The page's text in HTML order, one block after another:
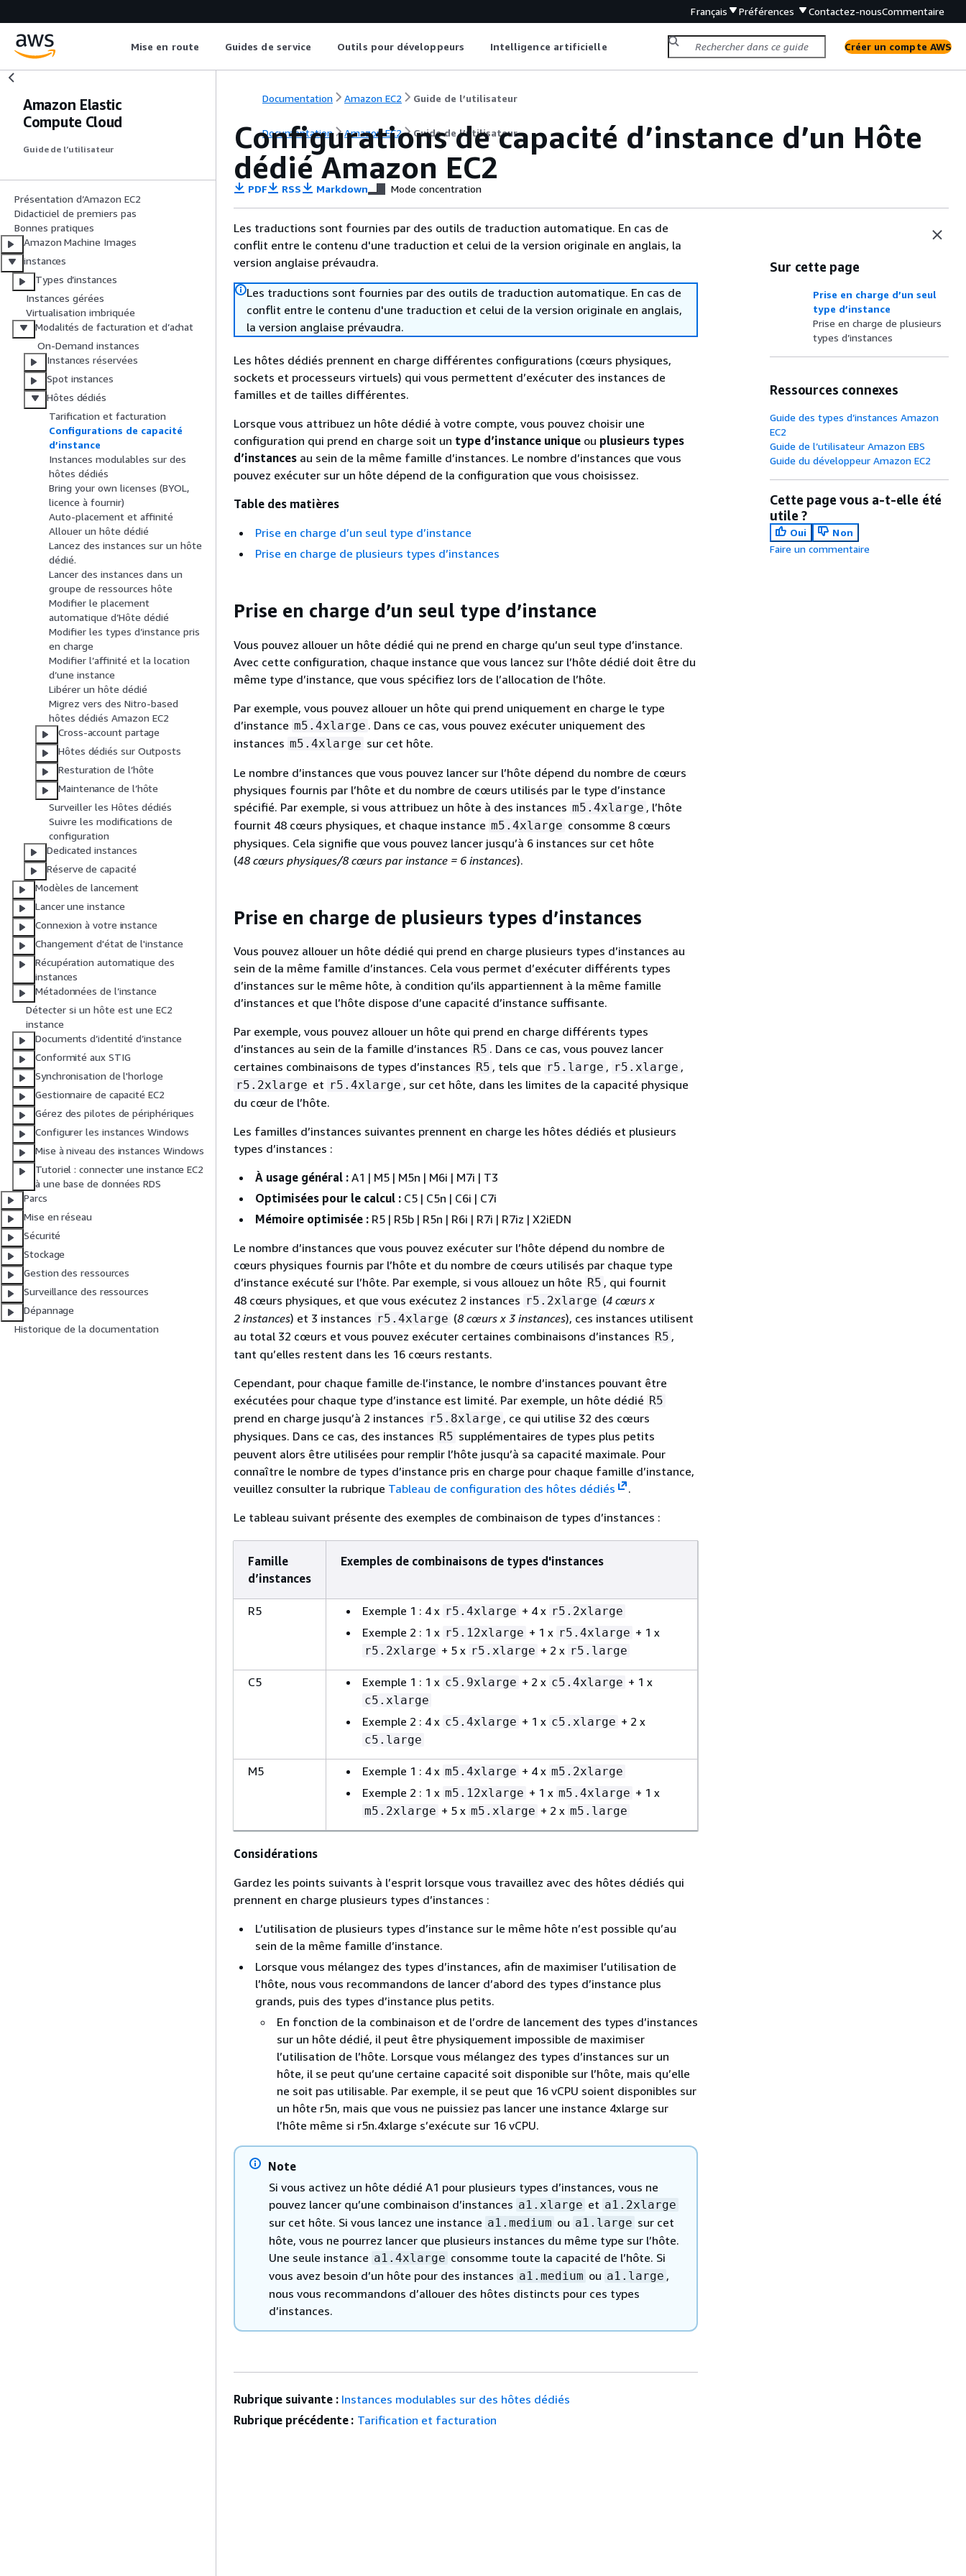
Français Préférences Contactez-nousCommentaire
Mise en route Guides de service Outils pour développeurs Intelligence artificielle Créer un compte AWS
Amazon Elastic
Compute Cloud
Guide de l’utilisateur
Présentation d’Amazon EC2
Didacticiel de premiers pas
Bonnes pratiques
Amazon Machine Images
instances
Types d’instances
Instances gérées
Virtualisation imbriquée
Modalités de facturation et d’achat
On-Demand instances
Instances réservées
Spot instances
Hôtes dédiés
Tarification et facturation
Configurations de capacité
d’instance
Instances modulables sur des
hôtes dédiés
Bring your own licenses (BYOL,
licence à fournir)
Auto-placement et affinité
Allouer un hôte dédié
Lancez des instances sur un hôte
dédié.
Lancer des instances dans un
groupe de ressources hôte
Modifier le placement
automatique d’Hôte dédié
Modifier les types d’instance pris
en charge
Modifier l’affinité et la location
d’une instance
Libérer un hôte dédié
Migrez vers des Nitro-based
hôtes dédiés Amazon EC2
Cross-account partage
Hôtes dédiés sur Outposts
Resturation de l’hôte
Maintenance de l’hôte
Surveiller les Hôtes dédiés
Suivre les modifications de
configuration
Dedicated instances
Réserve de capacité
Modèles de lancement
Lancer une instance
Connexion à votre instance
Changement d'état de l'instance
Récupération automatique des
instances
Métadonnées de l’instance
Détecter si un hôte est une EC2
instance
Documents d’identité d’instance
Conformité aux STIG
Synchronisation de l'horloge
Gestionnaire de capacité EC2
Gérez des pilotes de périphériques
Configurer les instances Windows
Mise à niveau des instances Windows
Tutoriel : connecter une instance EC2
à une base de données RDS
Parcs
Mise en réseau
Sécurité
Stockage
Gestion des ressources
Surveillance des ressources
Dépannage
Historique de la documentation
Documentation Amazon EC2 Guide de l’utilisateur
Documentation Amazon EC2 Guide de l’utilisateur
Configurations de capacité d’instance d’un Hôte
dédié Amazon EC2
PDF RSS Markdown Mode concentration
Les traductions sont fournies par des outils de traduction automatique. En cas de
conflit entre le contenu d'une traduction et celui de la version originale en anglais, la
version anglaise prévaudra.
Les traductions sont fournies par des outils de traduction automatique. En cas de
conflit entre le contenu d'une traduction et celui de la version originale en anglais,
la version anglaise prévaudra.
Les hôtes dédiés prennent en charge différentes configurations (cœurs physiques,
sockets et processeurs virtuels) qui vous permettent d’exécuter des instances de
familles et de tailles différentes.
Lorsque vous attribuez un hôte dédié à votre compte, vous pouvez choisir une
configuration qui prend en charge soit un type d’instance unique ou plusieurs types
d’instances au sein de la même famille d’instances. Le nombre d’instances que vous
pouvez exécuter sur un hôte dépend de la configuration que vous choisissez.
Table des matières
Prise en charge d’un seul type d’instance
Prise en charge de plusieurs types d’instances
Prise en charge d’un seul type d’instance
Vous pouvez allouer un hôte dédié qui ne prend en charge qu’un seul type d’instance.
Avec cette configuration, chaque instance que vous lancez sur l’hôte dédié doit être du
même type d’instance, que vous spécifiez lors de l’allocation de l’hôte.
Par exemple, vous pouvez allouer un hôte qui prend uniquement en charge le type
d’instance m5.4xlarge . Dans ce cas, vous pouvez exécuter uniquement des
instances m5.4xlarge sur cet hôte.
Le nombre d’instances que vous pouvez lancer sur l’hôte dépend du nombre de cœurs
physiques fournis par l’hôte et du nombre de cœurs utilisés par le type d’instance
spécifié. Par exemple, si vous attribuez un hôte à des instances m5.4xlarge , l’hôte
fournit 48 cœurs physiques, et chaque instance m5.4xlarge consomme 8 cœurs
physiques. Cela signifie que vous pouvez lancer jusqu’à 6 instances sur cet hôte
(48 cœurs physiques/8 cœurs par instance = 6 instances).
Prise en charge de plusieurs types d’instances
Vous pouvez allouer un hôte dédié qui prend en charge plusieurs types d’instances au
sein de la même famille d’instances. Cela vous permet d’exécuter différents types
d’instances sur le même hôte, à condition qu’ils appartiennent à la même famille
d’instances et que l’hôte dispose d’une capacité d’instance suffisante.
Par exemple, vous pouvez allouer un hôte qui prend en charge différents types
d’instances au sein de la famille d’instances R5 . Dans ce cas, vous pouvez lancer
certaines combinaisons de types d’instances R5 , tels que r5.large , r5.xlarge ,
r5.2xlarge et r5.4xlarge , sur cet hôte, dans les limites de la capacité physique
du cœur de l’hôte.
Les familles d’instances suivantes prennent en charge les hôtes dédiés et plusieurs
types d’instances :
À usage général : A1 | M5 | M5n | M6i | M7i | T3
Optimisées pour le calcul : C5 | C5n | C6i | C7i
Mémoire optimisée : R5 | R5b | R5n | R6i | R7i | R7iz | X2iEDN
Le nombre d’instances que vous pouvez exécuter sur l’hôte dépend du nombre de
cœurs physiques fournis par l’hôte et du nombre de cœurs utilisés par chaque type
d’instance exécuté sur l’hôte. Par exemple, si vous allouez un hôte R5 , qui fournit
48 cœurs physiques, et que vous exécutez 2 instances r5.2xlarge (4 cœurs x
2 instances) et 3 instances r5.4xlarge (8 cœurs x 3 instances), ces instances utilisent
au total 32 cœurs et vous pouvez exécuter certaines combinaisons d’instances R5 ,
tant qu’elles restent dans les 16 cœurs restants.
Cependant, pour chaque famille de·l’instance, le nombre d’instances pouvant être
exécutées pour chaque type d’instance est limité. Par exemple, un hôte dédié R5
prend en charge jusqu’à 2 instances r5.8xlarge , ce qui utilise 32 des cœurs
physiques. Dans ce cas, des instances R5 supplémentaires de types plus petits
peuvent alors être utilisées pour remplir l’hôte jusqu’à sa capacité maximale. Pour
connaître le nombre de types d’instance pris en charge pour chaque famille d’instance,
veuillez consulter la rubrique Tableau de configuration des hôtes dédiés
.
Le tableau suivant présente des exemples de combinaison de types d’instances :
Famille
d’instances
Exemples de combinaisons de types d'instances
R5 Exemple 1 : 4 x r5.4xlarge + 4 x r5.2xlarge
Exemple 2 : 1 x r5.12xlarge + 1 x r5.4xlarge + 1 x
r5.2xlarge + 5 x r5.xlarge + 2 x r5.large
C5 Exemple 1 : 1 x c5.9xlarge + 2 x c5.4xlarge + 1 x
c5.xlarge
Exemple 2 : 4 x c5.4xlarge + 1 x c5.xlarge + 2 x
c5.large
M5 Exemple 1 : 4 x m5.4xlarge + 4 x m5.2xlarge
Exemple 2 : 1 x m5.12xlarge + 1 x m5.4xlarge + 1 x
m5.2xlarge + 5 x m5.xlarge + 2 x m5.large
Considérations
Gardez les points suivants à l’esprit lorsque vous travaillez avec des hôtes dédiés qui
prennent en charge plusieurs types d’instances :
L’utilisation de plusieurs types d’instance sur le même hôte n’est possible qu’au
sein de la même famille d’instance.
Lorsque vous mélangez des types d’instances, afin de maximiser l’utilisation de
l’hôte, nous vous recommandons de lancer d’abord des types d’instance plus
grands, puis des types d’instance plus petits.
En fonction de la combinaison et de l’ordre de lancement des types d’instances
sur un hôte dédié, il peut être physiquement impossible de maximiser
l’utilisation de l’hôte. Lorsque vous mélangez des types d’instances sur un
hôte, il se peut qu’une certaine capacité soit disponible sur l’hôte, mais qu’elle
ne soit pas utilisable. Par exemple, il se peut que 16 vCPU soient disponibles sur
un hôte r5n, mais que vous ne puissiez pas lancer une instance 4xlarge sur
l’hôte même si r5n.4xlarge s’exécute sur 16 vCPU.
Note
Si vous activez un hôte dédié A1 pour plusieurs types d’instances, vous ne
pouvez lancer qu’une combinaison d’instances a1.xlarge et a1.2xlarge
sur cet hôte. Si vous lancez une instance a1.medium ou a1.large sur cet
hôte, vous ne pourrez lancer que plusieurs instances du même type sur l’hôte.
Une seule instance a1.4xlarge consomme toute la capacité de l’hôte. Si
vous avez besoin d’un hôte pour des instances a1.medium ou a1.large ,
nous vous recommandons d’allouer des hôtes distincts pour ces types
d’instances.
Sur cette page
Prise en charge d’un seul
type d’instance
Prise en charge de plusieurs
types d’instances
Ressources connexes
Guide des types d’instances Amazon
EC2
Guide de l’utilisateur Amazon EBS
Guide du développeur Amazon EC2
Cette page vous a-t-elle été
utile ?
Oui
Non
Faire un commentaire
Rubrique suivante : Instances modulables sur des hôtes dédiés
Rubrique précédente : Tarification et facturation